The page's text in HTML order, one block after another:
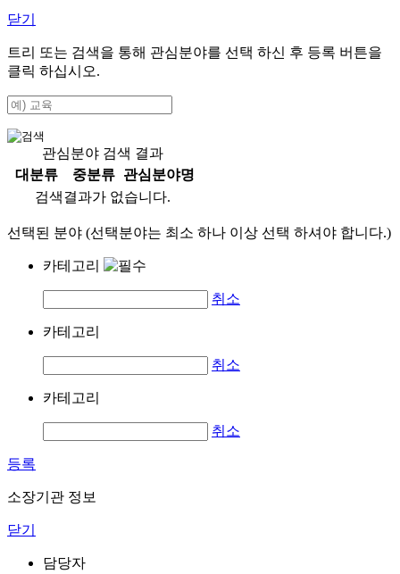
닫기
트리 또는 검색을 통해 관심분야를 선택 하신 후 등록 버튼을
클릭 하십시오.
관심분야 검색 결과
대분류
중분류
관심분야명
검색결과가 없습니다.
선택된 분야 (선택분야는 최소 하나 이상 선택 하셔야 합니다.)
카테고리
취소
카테고리
취소
카테고리
취소
등록
소장기관 정보
닫기
담당자